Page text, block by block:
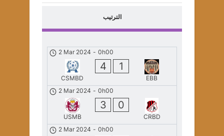
الترتيب
2 Mar 2024 - 0h00
CSMBD
4 1
EBB
2 Mar 2024 - 0h00
USMB
3 0
CRBD
2 Mar 2024 - 0h00